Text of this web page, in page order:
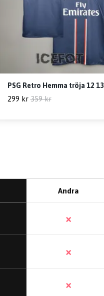
PSG Retro Hemma tröja 12 13
299 kr 359 kr
Andra
×
×
×